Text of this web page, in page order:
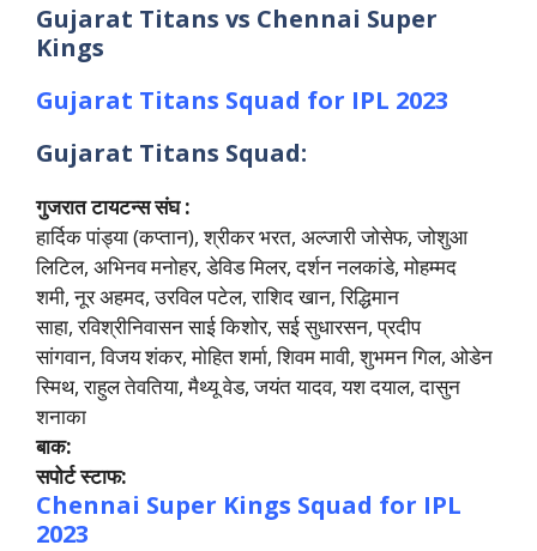
Gujarat Titans vs Chennai Super
Kings
Gujarat Titans Squad for IPL 2023
Gujarat Titans Squad:
गुजरात टायटन्स संघ :
हार्दिक पांड्या (कप्तान), श्रीकर भरत, अल्जारी जोसेफ, जोशुआ
लिटिल, अभिनव मनोहर, डेविड मिलर, दर्शन नलकांडे, मोहम्मद
शमी, नूर अहमद, उरविल पटेल, राशिद खान, रिद्धिमान
साहा, रविश्रीनिवासन साई किशोर, सई सुधारसन, प्रदीप
सांगवान, विजय शंकर, मोहित शर्मा, शिवम मावी, शुभमन गिल, ओडेन
स्मिथ, राहुल तेवतिया, मैथ्यू वेड, जयंत यादव, यश दयाल, दासुन
शनाका
बाक:
सपोर्ट स्टाफ:
Chennai Super Kings Squad for IPL
2023